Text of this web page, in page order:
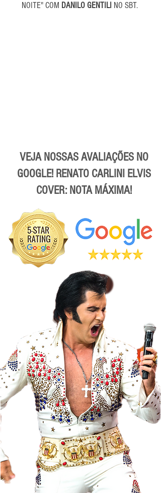
NOITE" COM DANILO GENTILI NO SBT.
VEJA NOSSAS AVALIAÇÕES NO
GOOGLE! RENATO CARLINI ELVIS
COVER: NOTA MÁXIMA!